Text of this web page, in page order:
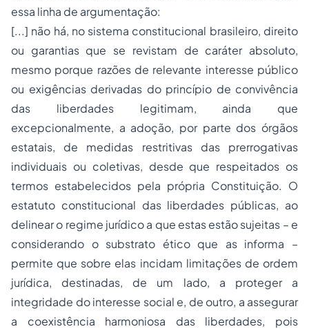
essa linha de argumentação:
[...] não há, no sistema constitucional brasileiro, direito
ou garantias que se revistam de caráter absoluto,
mesmo porque razões de relevante interesse público
ou exigências derivadas do princípio de convivência
das liberdades legitimam, ainda que
excepcionalmente, a adoção, por parte dos órgãos
estatais, de medidas restritivas das prerrogativas
individuais ou coletivas, desde que respeitados os
termos estabelecidos pela própria Constituição. O
estatuto constitucional das liberdades públicas, ao
delinear o regime jurídicoa que estas estão sujeitas – e
considerando o substrato ético que as informa –
permite que sobre elas incidam limitações de ordem
jurídica, destinadas, de um lado, a proteger a
integridade do interesse social e, de outro, a assegurar
a coexistência harmoniosa das liberdades, pois